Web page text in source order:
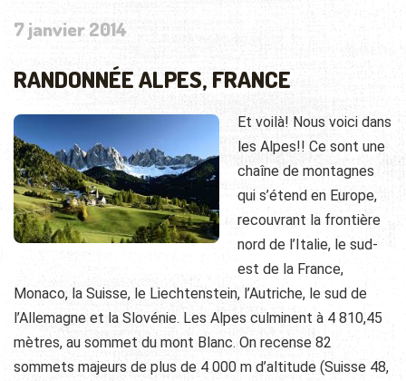
7 janvier 2014
RANDONNÉE ALPES, FRANCE
Et voilà! Nous voici dans
les Alpes!! Ce sont une
chaîne de montagnes
qui s’étend en Europe,
recouvrant la frontière
nord de l’Italie, le sud-
est de la France,
Monaco, la Suisse, le Liechtenstein, l’Autriche, le sud de
l’Allemagne et la Slovénie. Les Alpes culminent à 4 810,45
mètres, au sommet du mont Blanc. On recense 82
sommets majeurs de plus de 4 000 m d’altitude (Suisse 48,